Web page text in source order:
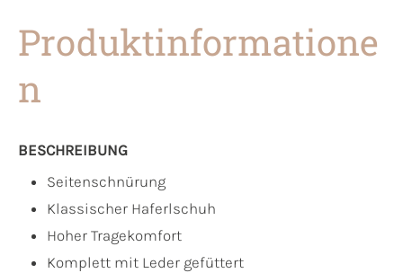
Produktinformatione
n
BESCHREIBUNG
Seitenschnürung
Klassischer Haferlschuh
Hoher Tragekomfort
Komplett mit Leder gefüttert